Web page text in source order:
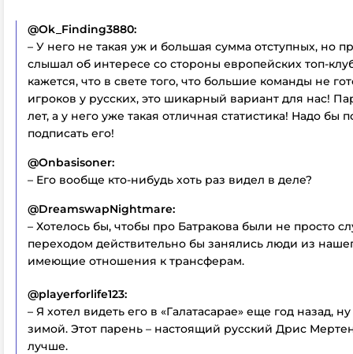
@Ok_Finding3880:
– У него не такая уж и большая сумма отступных, но
слышал об интересе со стороны европейских топ-
кажется, что в свете того, что большие команды не
игроков у русских, это шикарный вариант для нас!
лет, а у него уже такая отличная статистика! Надо бы
подписать его!
@Onbasisoner:
– Его вообще кто-нибудь хоть раз видел в деле?
@DreamswapNightmare:
– Хотелось бы, чтобы про Батракова были не просто
переходом действительно бы занялись люди из
имеющие отношения к трансферам.
@playerforlife123:
– Я хотел видеть его в «Галатасарае» еще год назад,
зимой. Этот парень – настоящий русский Дрис
лучше.